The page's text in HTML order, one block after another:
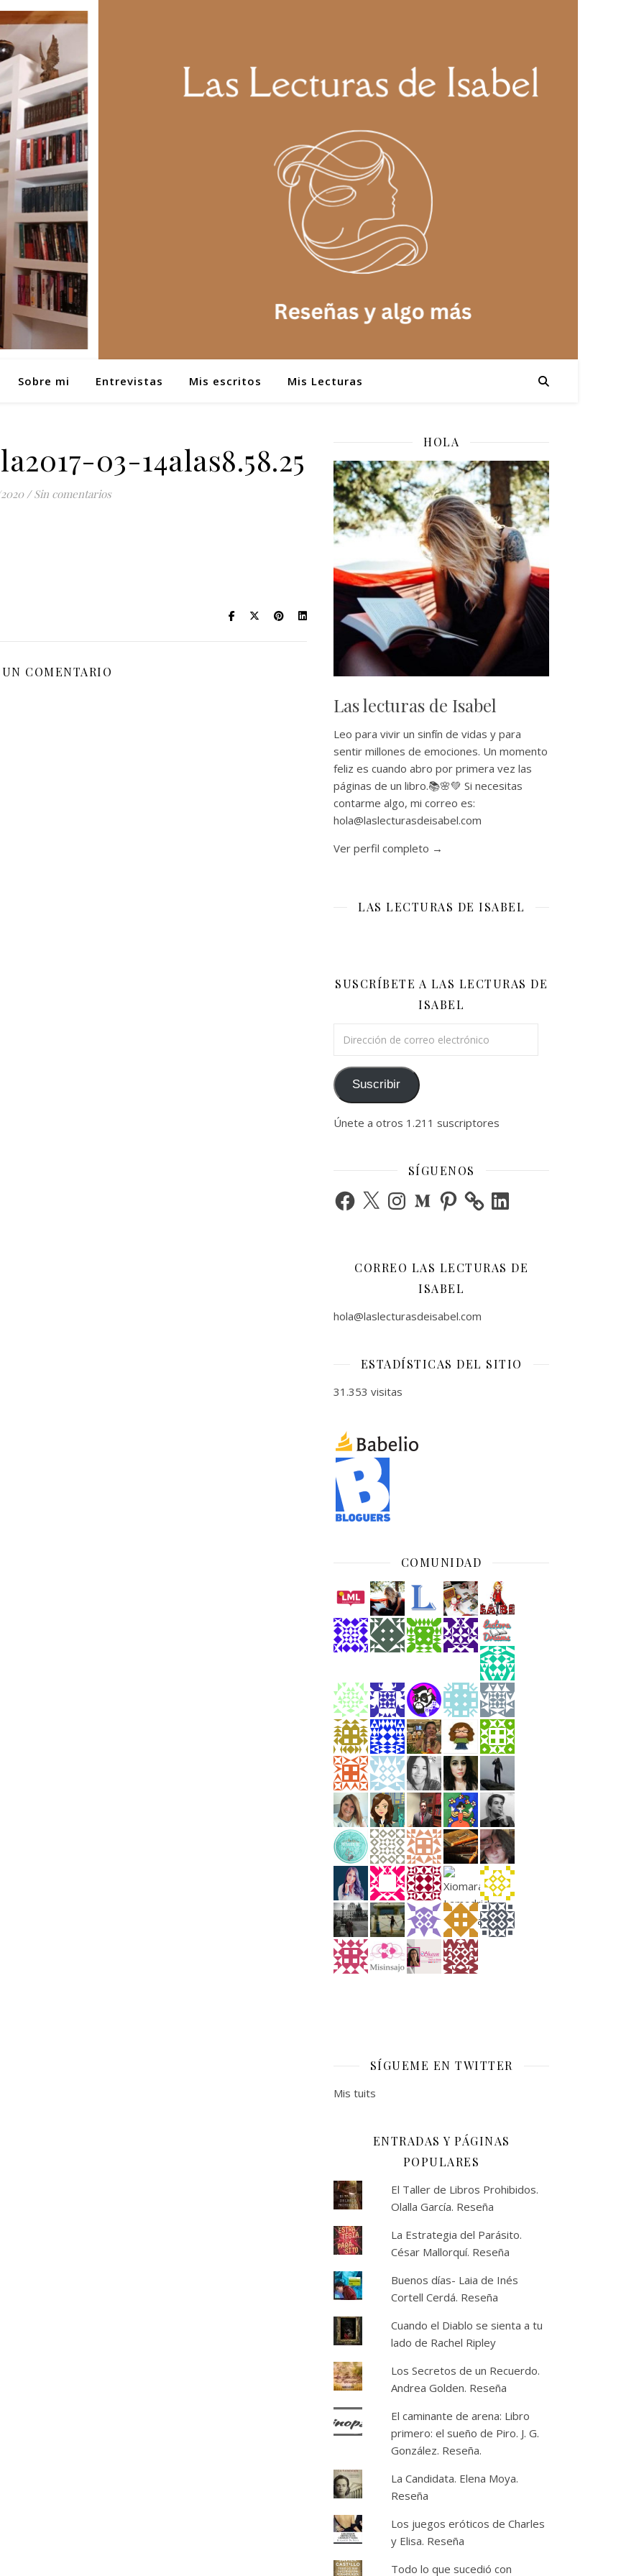
Sobre mi Entrevistas Mis escritos Mis Lecturas
03-14alas8.58.25
/ Sin comentarios
UN COMENTARIO
HOLA
Las lecturas de Isabel
Leo para vivir un sinfín de vidas y para
sentir millones de emociones. Un momento
feliz es cuando abro por primera vez las
páginas de un libro.📚🌸💚 Si necesitas
contarme algo, mi correo es:
hola@laslecturasdeisabel.com
Ver perfil completo →
LAS LECTURAS DE ISABEL
SUSCRÍBETE A LAS LECTURAS DE
ISABEL
Suscribir
Únete a otros 1.211 suscriptores
SÍGUENOS
Facebook
X InstagramMediumPinterest LinkedIn
CORREO LAS LECTURAS DE
ISABEL
hola@laslecturasdeisabel.com
ESTADÍSTICAS DEL SITIO
31.353 visitas
COMUNIDAD
SÍGUEME EN TWITTER
Mis tuits
ENTRADAS Y PÁGINAS
POPULARES
El Taller de Libros Prohibidos.
Olalla García. Reseña
La Estrategia del Parásito.
César Mallorquí. Reseña
Buenos días- Laia de Inés
Cortell Cerdá. Reseña
Cuando el Diablo se sienta a tu
lado de Rachel Ripley
Los Secretos de un Recuerdo.
Andrea Golden. Reseña
El caminante de arena: Libro
primero: el sueño de Piro. J. G.
González. Reseña.
La Candidata. Elena Moya.
Reseña
Los juegos eróticos de Charles
y Elisa. Reseña
Todo lo que sucedió con